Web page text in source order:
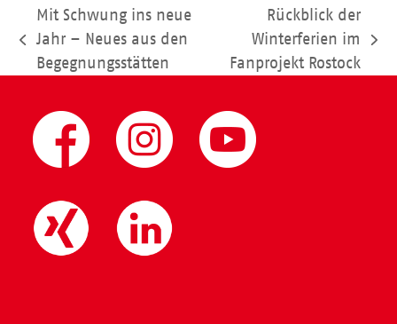
vorheriger
Beitrag:
Mit Schwung ins neue
Jahr – Neues aus den
Begegnungsstätten
Nächster
Beitrag:
Rückblick der
Winterferien im
Fanprojekt Rostock